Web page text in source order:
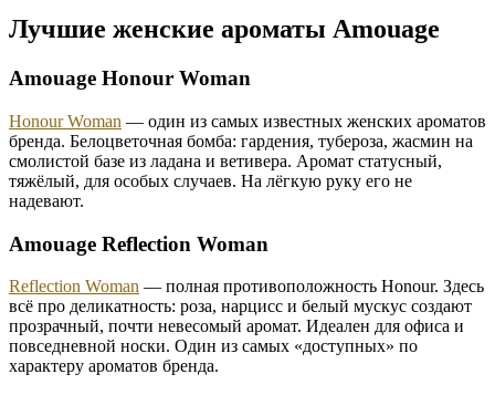
Лучшие женские ароматы Amouage
Amouage Honour Woman
Honour Woman — один из самых известных женских ароматов
бренда. Белоцветочная бомба: гардения, тубероза, жасмин на
смолистой базе из ладана и ветивера. Аромат статусный,
тяжёлый, для особых случаев. На лёгкую руку его не
надевают.
Amouage Reflection Woman
Reflection Woman — полная противоположность Honour. Здесь
всё про деликатность: роза, нарцисс и белый мускус создают
прозрачный, почти невесомый аромат. Идеален для офиса и
повседневной носки. Один из самых «доступных» по
характеру ароматов бренда.